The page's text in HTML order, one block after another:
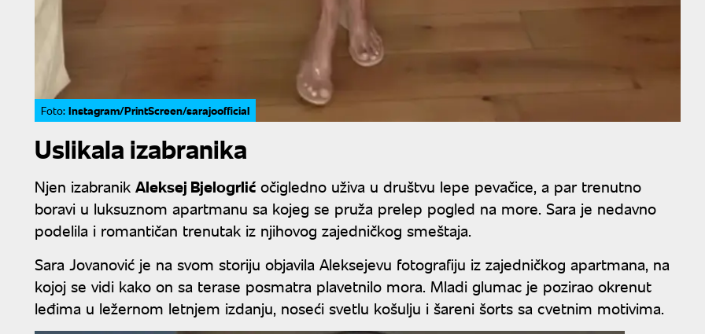
Foto: Instagram/PrintScreen/sarajoofficial
Uslikala izabranika
Njen izabranik Aleksej Bjelogrlić očigledno uživa u društvu lepe pevačice, a par trenutno
boravi u luksuznom apartmanu sa kojeg se pruža prelep pogled na more. Sara je nedavno
podelila i romantičan trenutak iz njihovog zajedničkog smeštaja.
Sara Jovanović je na svom storiju objavila Aleksejevu fotografiju iz zajedničkog apartmana, na
kojoj se vidi kako on sa terase posmatra plavetnilo mora. Mladi glumac je pozirao okrenut
leđima u ležernom letnjem izdanju, noseći svetlu košulju i šareni šorts sa cvetnim motivima.